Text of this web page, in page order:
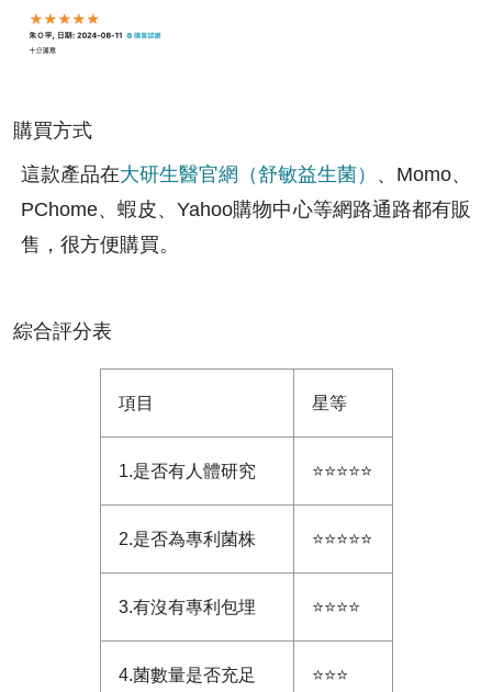
購買方式
這款產品在大研生醫官網（舒敏益生菌） 、Momo、
PChome、蝦皮、Yahoo購物中心等網路通路都有販
售，很方便購買。
綜合評分表
項目 星等
1.是否有人體研究 ⭐⭐⭐⭐⭐
2.是否為專利菌株 ⭐⭐⭐⭐⭐
3.有沒有專利包埋 ⭐⭐⭐⭐
4.菌數量是否充足 ⭐⭐⭐